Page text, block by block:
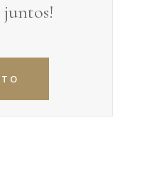
juntos!